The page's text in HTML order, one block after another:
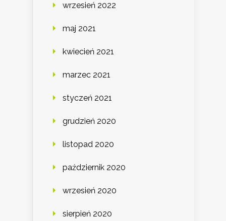
wrzesień 2022
maj 2021
kwiecień 2021
marzec 2021
styczeń 2021
grudzień 2020
listopad 2020
październik 2020
wrzesień 2020
sierpień 2020